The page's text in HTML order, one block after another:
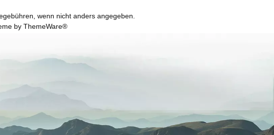
wenn nicht anders angegeben.
by ThemeWare®